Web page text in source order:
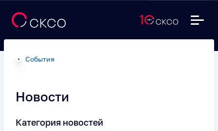
События
Новости
Категория новостей